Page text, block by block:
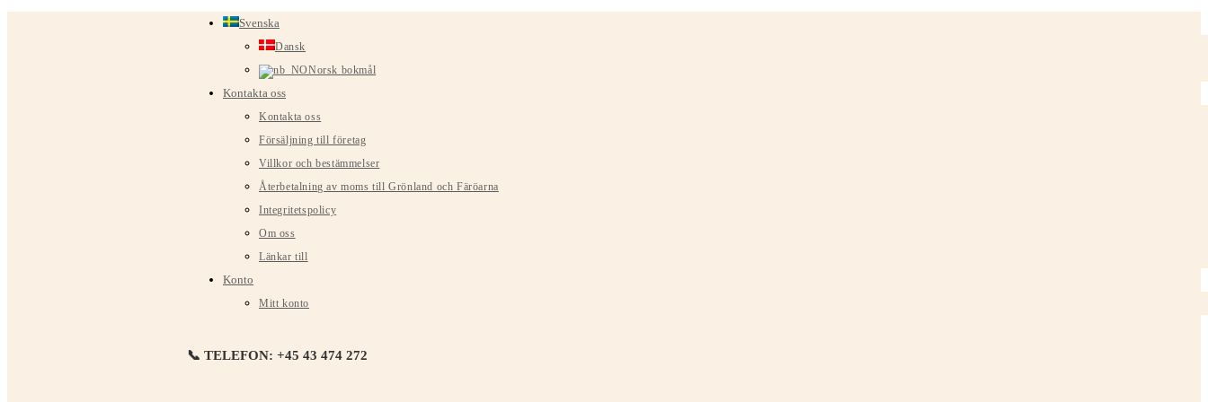
Svenska
Dansk
Norsk bokmål
Kontakta oss
Kontakta oss
Försäljning till företag
Villkor och bestämmelser
Återbetalning av moms till Grönland och Färöarna
Integritetspolicy
Om oss
Länkar till
Konto
Mitt konto
📞 TELEFON: +45 43 474 272